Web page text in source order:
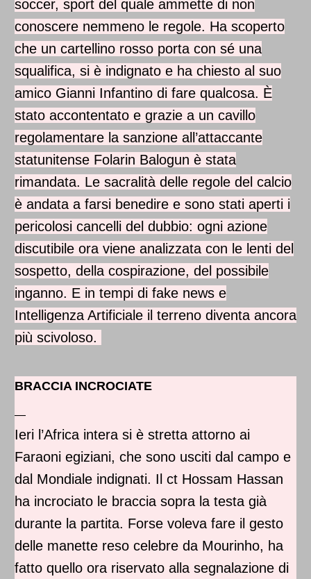
Ma dall' altro vorrei vederli vincere perché me chiedo
cosa possa essere i festeggiamenti per un mondiale,
se vivono così ogni singola partita!
soccer, sport del quale ammette di non
conoscere nemmeno le regole. Ha scoperto
che un cartellino rosso porta con sé una
squalifica, si è indignato e ha chiesto al suo
amico Gianni Infantino di fare qualcosa. È
stato accontentato e grazie a un cavillo
regolamentare la sanzione all’attaccante
statunitense Folarin Balogun è stata
rimandata. Le sacralità delle regole del calcio
è andata a farsi benedire e sono stati aperti i
pericolosi cancelli del dubbio: ogni azione
discutibile ora viene analizzata con le lenti del
sospetto, della cospirazione, del possibile
inganno. E in tempi di fake news e
Intelligenza Artificiale il terreno diventa ancora
più scivoloso.
BRACCIA INCROCIATE
—
Ieri l’Africa intera si è stretta attorno ai
Faraoni egiziani, che sono usciti dal campo e
dal Mondiale indignati. Il ct Hossam Hassan
ha incrociato le braccia sopra la testa già
durante la partita. Forse voleva fare il gesto
delle manette reso celebre da Mourinho, ha
fatto quello ora riservato alla segnalazione di